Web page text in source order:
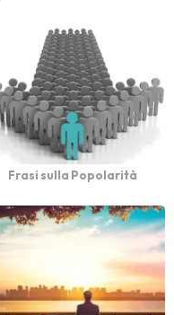
Frasi sulla Popolarità